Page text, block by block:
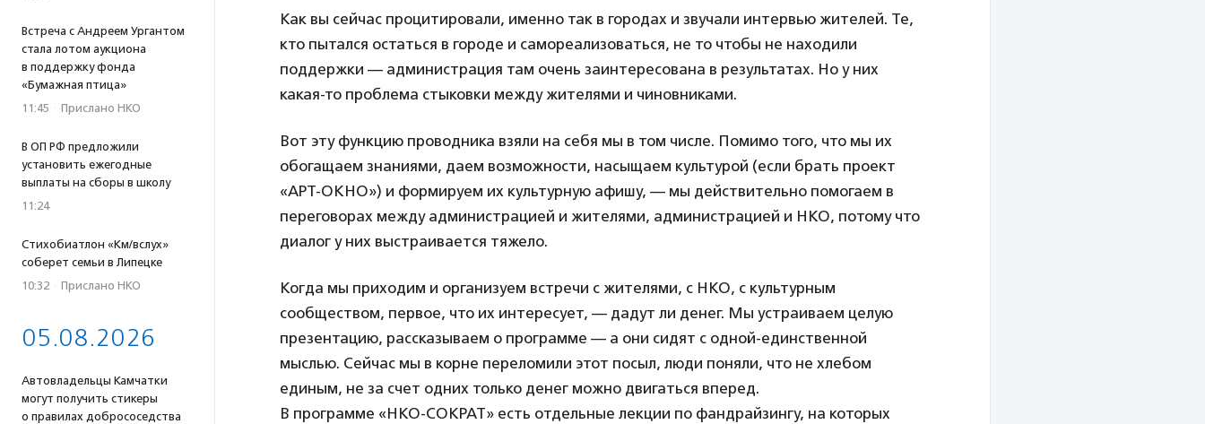
Встреча с Андреем Ургантом
стала лотом аукциона
в поддержку фонда
«Бумажная птица»
11:45 · Прислано НКО
В ОП РФ предложили
установить ежегодные
выплаты на сборы в школу
11:24
Стихобиатлон «Км/вслух»
соберет семьи в Липецке
10:32 · Прислано НКО
05.08.2026
Автовладельцы Камчатки
могут получить стикеры
о правилах добрососедства
Как вы сейчас процитировали, именно так в городах и звучали интервью жителей. Те,
кто пытался остаться в городе и самореализоваться, не то чтобы не находили
поддержки — администрация там очень заинтересована в результатах. Но у них
какая-то проблема стыковки между жителями и чиновниками.
Вот эту функцию проводника взяли на себя мы в том числе. Помимо того, что мы их
обогащаем знаниями, даем возможности, насыщаем культурой (если брать проект
«АРТ-ОКНО») и формируем их культурную афишу, — мы действительно помогаем в
переговорах между администрацией и жителями, администрацией и НКО, потому что
диалог у них выстраивается тяжело.
Когда мы приходим и организуем встречи с жителями, с НКО, с культурным
сообществом, первое, что их интересует, — дадут ли денег. Мы устраиваем целую
презентацию, рассказываем о программе — а они сидят с одной-единственной
мыслью. Сейчас мы в корне переломили этот посыл, люди поняли, что не хлебом
единым, не за счет одних только денег можно двигаться вперед.
В программе «НКО-СОКРАТ» есть отдельные лекции по фандрайзингу, на которых